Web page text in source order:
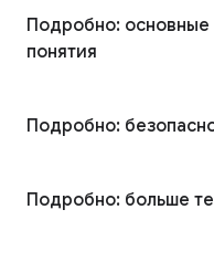
Подробно: основные
понятия
Подробно:
Подробно: больше